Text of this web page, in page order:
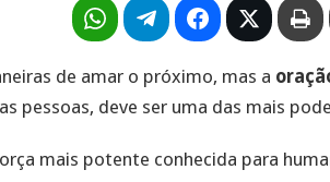
de amar o próximo, mas a
pessoas, deve ser uma das mais
mais potente conhecida para